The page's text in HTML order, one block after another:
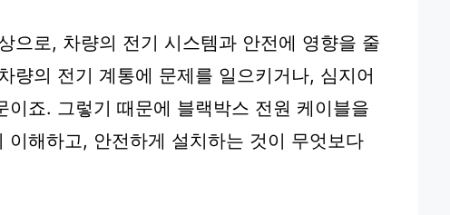
으로, 차량의 전기 시스템과 안전에 영향을 줄
량의 전기 계통에 문제를 일으키거나, 심지어
죠. 그렇기 때문에 블랙박스 전원 케이블을
해하고, 안전하게 설치하는 것이 무엇보다